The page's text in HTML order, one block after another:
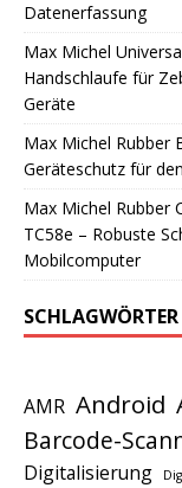
Datenerfassung
Max Michel
Handschlaufe für
Geräte
Max Michel Rubber
Geräteschutz für
Max Michel Rubber
TC58e – Robuste
Mobilcomputer
SCHLAGWÖRTER
AMR Android
Barcode-
Digitalisierung